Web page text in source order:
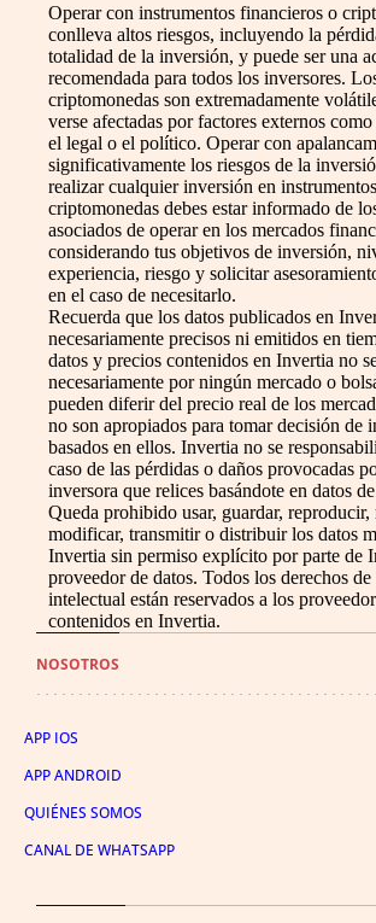
Operar con instrumentos financieros o
conlleva altos riesgos, incluyendo la
totalidad de la inversión, y puede ser una
recomendada para todos los inversores.
criptomonedas son extremadamente
verse afectadas por factores externos
el legal o el político. Operar con
significativamente los riesgos de la
realizar cualquier inversión en
criptomonedas debes estar informado de
asociados de operar en los mercados
considerando tus objetivos de inversión,
experiencia, riesgo y solicitar
en el caso de necesitarlo.
Recuerda que los datos publicados en
necesariamente precisos ni emitidos en
datos y precios contenidos en Invertia no
necesariamente por ningún mercado o
pueden diferir del precio real de los
no son apropiados para tomar decisión de
basados en ellos. Invertia no se
caso de las pérdidas o daños provocadas
inversora que relices basándote en datos
Queda prohibido usar, guardar, reproducir,
modificar, transmitir o distribuir los datos
Invertia sin permiso explícito por parte de
proveedor de datos. Todos los derechos
intelectual están reservados a los
contenidos en Invertia.
NOSOTROS
APP IOS
APP ANDROID
QUIÉNES SOMOS
CANAL DE WHATSAPP